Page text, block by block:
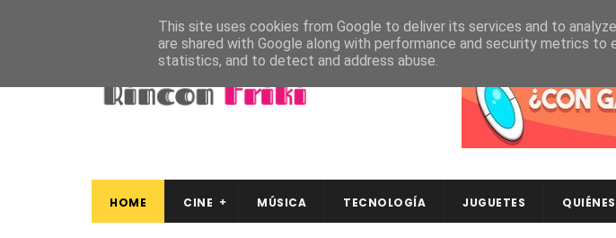
HOME CINE MÚSICA TECNOLOGÍA JUGUETES
This site uses cookies from Google to deliver its services and to
are shared with Google along with performance and security metrics to
statistics, and to detect and address abuse.